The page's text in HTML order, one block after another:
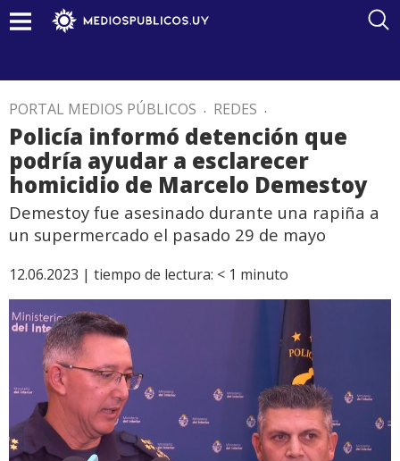
PORTAL MEDIOS PÚBLICOS . REDES .
Policía informó detención que
podría ayudar a esclarecer
homicidio de Marcelo Demestoy
Demestoy fue asesinado durante una rapiña a
un supermercado el pasado 29 de mayo
12.06.2023 | tiempo de lectura: < 1 minuto